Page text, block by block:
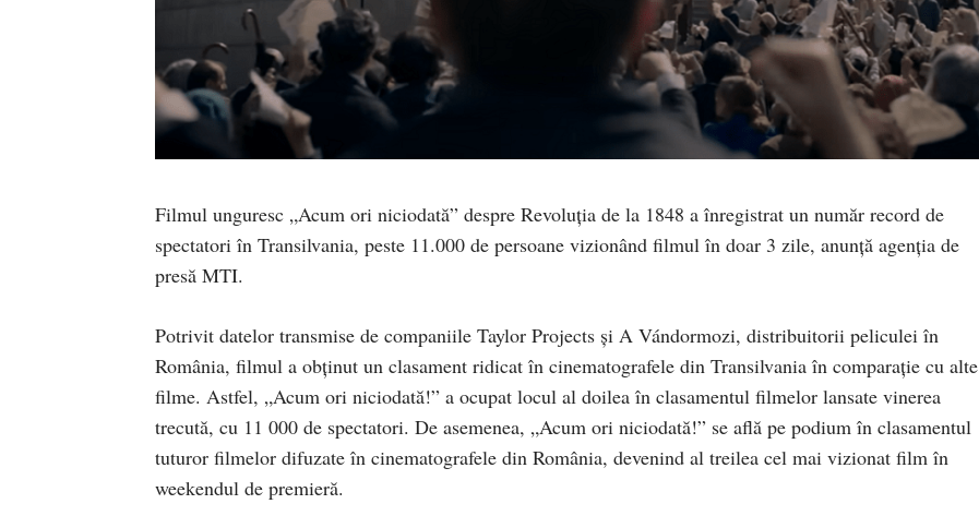
Filmul unguresc „Acum ori niciodată” despre Revoluția de la 1848 a înregistrat un număr record de
spectatori în Transilvania, peste 11.000 de persoane vizionând filmul în doar 3 zile, anunță agenția de
presă MTI.
Potrivit datelor transmise de companiile Taylor Projects şi A Vándormozi, distribuitorii peliculei în
România, filmul a obţinut un clasament ridicat în cinematografele din Transilvania în comparaţie cu alte
filme. Astfel, „Acum ori niciodată!” a ocupat locul al doilea în clasamentul filmelor lansate vinerea
trecută, cu 11 000 de spectatori. De asemenea, „Acum ori niciodată!” se află pe podium în clasamentul
tuturor filmelor difuzate în cinematografele din România, devenind al treilea cel mai vizionat film în
weekendul de premieră.